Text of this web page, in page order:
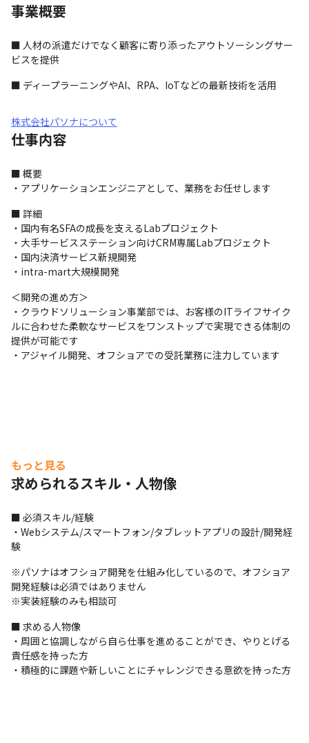
事業概要
■ 人材の派遣だけでなく顧客に寄り添ったアウトソーシングサー
ビスを提供
■ ディープラーニングやAI、RPA、IoTなどの最新技術を活用
株式会社パソナについて
仕事内容
■ 概要
・アプリケーションエンジニアとして、業務をお任せします
■ 詳細
・国内有名SFAの成長を支えるLabプロジェクト
・大手サービスステーション向けCRM専属Labプロジェクト
・国内決済サービス新規開発
・intra-mart大規模開発
＜開発の進め方＞
・クラウドソリューション事業部では、お客様のITライフサイク
ルに合わせた柔軟なサービスをワンストップで実現できる体制の
提供が可能です
・アジャイル開発、オフショアでの受託業務に注力しています
もっと見る
求められるスキル・人物像
■ 必須スキル/経験
・Webシステム/スマートフォン/タブレットアプリの設計/開発経
験
※パソナはオフショア開発を仕組み化しているので、オフショア
開発経験は必須ではありません
※実装経験のみも相談可
■ 求める人物像
・周囲と協調しながら自ら仕事を進めることができ、やりとげる
責任感を持った方
・積極的に課題や新しいことにチャレンジできる意欲を持った方